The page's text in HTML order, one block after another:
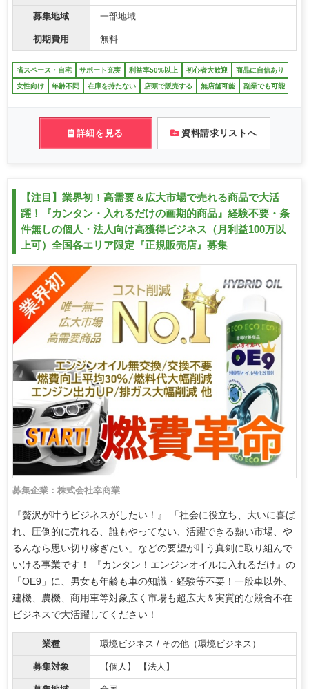
募集地域 一部地域
初期費用 無料
省スペース・自宅 サポート充実 利益率50%以上 初心者大歓迎 商品に自信あり
女性向け 年齢不問 在庫を持たない 店頭で販売する 無店舗可能 副業でも可能
詳細を見る 資料請求リストへ
【注目】業界初！高需要＆広大市場で売れる商品で大活
躍！『カンタン・入れるだけの画期的商品』経験不要・条
件無しの個人・法人向け高獲得ビジネス（月利益100万以
上可）全国各エリア限定『正規販売店』募集
募集企業：株式会社幸商業
『贅沢が叶うビジネスがしたい！』 「社会に役立ち、大いに喜ば
れ、圧倒的に売れる、誰もやってない、活躍できる熱い市場、や
るんなら思い切り稼ぎたい」などの要望が叶う真剣に取り組んで
いける事業です！ 『カンタン！エンジンオイルに入れるだけ』の
「OE9」に、男女も年齢も車の知識・経験等不要！一般車以外、
建機、農機、商用車等対象広く市場も超広大＆実質的な競合不在
ビジネスで大活躍してください！
業種 環境ビジネス / その他（環境ビジネス）
募集対象 【個人】 【法人】